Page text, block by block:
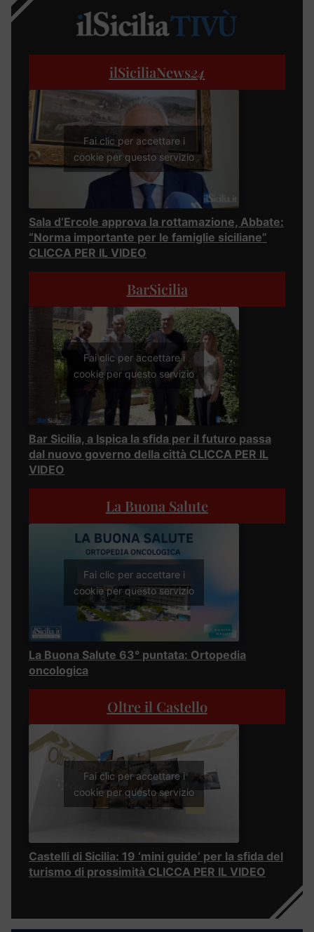
ilSiciliaNews24
Fai clic per accettare i
cookie per questo servizio
Sala d’Ercole approva la rottamazione, Abbate:
“Norma importante per le famiglie siciliane”
CLICCA PER IL VIDEO
BarSicilia
Fai clic per accettare i
cookie per questo servizio
Bar Sicilia, a Ispica la sfida per il futuro passa
dal nuovo governo della città CLICCA PER IL
VIDEO
La Buona Salute
Fai clic per accettare i
cookie per questo servizio
La Buona Salute 63° puntata: Ortopedia
oncologica
Oltre il Castello
Fai clic per accettare i
cookie per questo servizio
Castelli di Sicilia: 19 ‘mini guide’ per la sfida del
turismo di prossimità CLICCA PER IL VIDEO